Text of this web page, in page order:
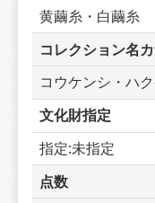
黄繭糸・白繭糸
コレクション名
コウケンシ・ハ
文化財指定
指定:未指定
点数